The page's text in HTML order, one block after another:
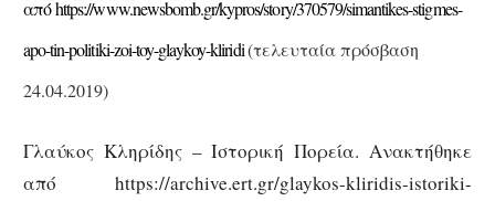
από https://www.newsbomb.gr/kypros/story/370579/simantikes-stigmes-
apo-tin-politiki-zoi-toy-glaykoy-kliridi(τελευταία πρόσβαση
24.04.2019)
Γλαύκος Κληρίδης – Ιστορική Πορεία. Ανακτήθηκε
από https://archive.ert.gr/glaykos-kliridis-istoriki-